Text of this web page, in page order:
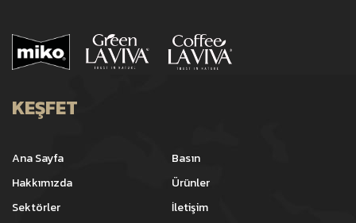
KEŞFET
Ana Sayfa
Hakkımızda
Sektörler
Basın
Ürünler
İletişim